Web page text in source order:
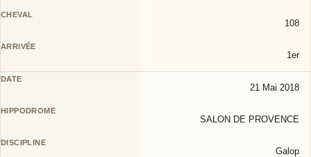
108
1er
21 Mai 2018
SALON DE PROVENCE
Galop